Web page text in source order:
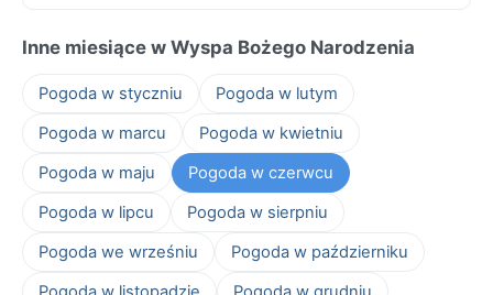
Inne miesiące w Wyspa Bożego Narodzenia
Pogoda w styczniu
Pogoda w lutym
Pogoda w marcu
Pogoda w kwietniu
Pogoda w maju
Pogoda w czerwcu
Pogoda w lipcu
Pogoda w sierpniu
Pogoda we wrześniu
Pogoda w październiku